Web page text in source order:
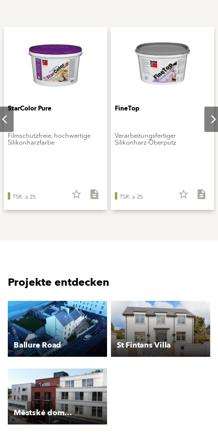
StarColor Pure
Filmschutzfreie, hochwertige
Silikonharzfarbe
TSR: ≥ 25 star_border description
FineTop
Verarbeitungsfertiger
Silikonharz-Oberputz
TSR: ≥ 25 star_border description
Projekte entdecken
Ballure Road St Fintans Villa
Městské domy Roztoky